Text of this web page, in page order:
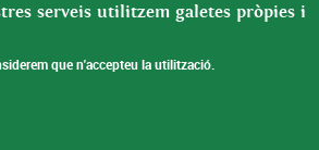
serveis utilitzem galetes pròpies i
que n'accepteu la utilització.